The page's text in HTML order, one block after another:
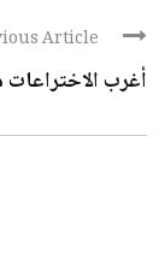
Article
أغرب الاختراعات